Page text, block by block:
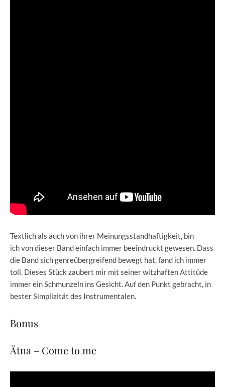
Textlich als auch von ihrer Meinungsstandhaftigkeit, bin
ich von dieser Band einfach immer beeindruckt gewesen. Dass
die Band sich genreübergreifend bewegt hat, fand ich immer
toll. Dieses Stück zaubert mir mit seiner witzhaften Attitüde
immer ein Schmunzeln ins Gesicht. Auf den Punkt gebracht, in
bester Simplizität des Instrumentalen.
Bonus
Ätna – Come to me